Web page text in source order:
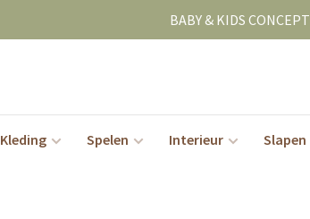
BABY & KIDS
Kleding Spelen Interieur Slapen